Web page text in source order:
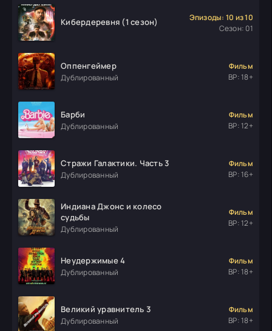
Кибердеревня (1 сезон)
Эпизоды: 10 из 10
Сезон: 01
Оппенгеймер
Дублированный
Фильм
ВР: 18+
Барби
Дублированный
Фильм
ВР: 12+
Стражи Галактики. Часть 3
Дублированный
Фильм
ВР: 16+
Индиана Джонс и колесо
судьбы
Дублированный
Фильм
ВР: 12+
Неудержимые 4
Дублированный
Фильм
ВР: 18+
Великий уравнитель 3
Дублированный
Фильм
ВР: 18+